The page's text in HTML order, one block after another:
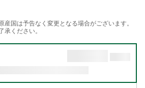
国は予告なく変更となる場合がございます。
承ください。